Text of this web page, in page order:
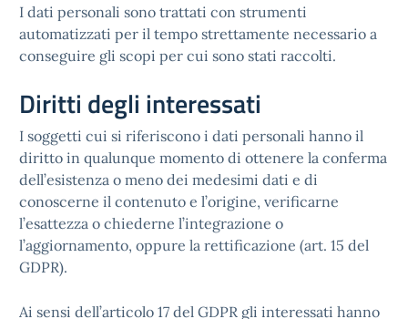
I dati personali sono trattati con strumenti
automatizzati per il tempo strettamente necessario a
conseguire gli scopi per cui sono stati raccolti.
Diritti degli interessati
I soggetti cui si riferiscono i dati personali hanno il
diritto in qualunque momento di ottenere la conferma
dell’esistenza o meno dei medesimi dati e di
conoscerne il contenuto e l’origine, verificarne
l’esattezza o chiederne l’integrazione o
l’aggiornamento, oppure la rettificazione (art. 15 del
GDPR).
Ai sensi dell’articolo 17 del GDPR gli interessati hanno